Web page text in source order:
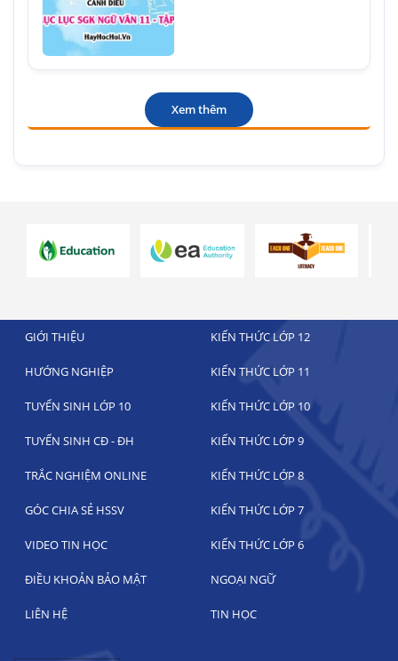
Xem thêm
GIỚI THIỆU KIẾN THỨC LỚP 12
HƯỚNG NGHIỆP KIẾN THỨC LỚP 11
TUYỂN SINH LỚP 10 KIẾN THỨC LỚP 10
TUYỂN SINH CĐ - ĐH KIẾN THỨC LỚP 9
TRẮC NGHIỆM ONLINE KIẾN THỨC LỚP 8
GÓC CHIA SẺ HSSV KIẾN THỨC LỚP 7
VIDEO TIN HỌC KIẾN THỨC LỚP 6
ĐIỀU KHOẢN BẢO MẬT NGOẠI NGỮ
LIÊN HỆ TIN HỌC